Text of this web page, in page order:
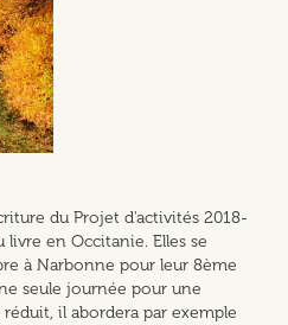
du Projet d'activités 2018-
livre en Occitanie. Elles se
à Narbonne pour leur 8ème
seule journée pour une
il abordera par exemple